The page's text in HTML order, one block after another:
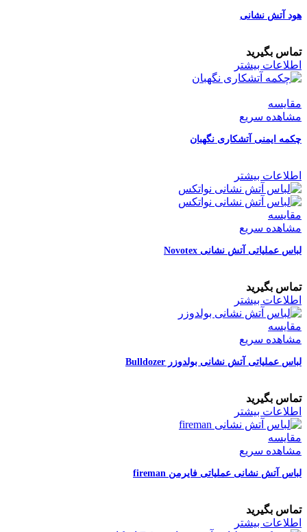
هود آتش نشانی
تماس بگیرید
اطلاعات بیشتر
مقایسه
مشاهده سریع
چکمه ایمنی آتشکاری نگهبان
اطلاعات بیشتر
مقایسه
مشاهده سریع
لباس عملیاتی آتش نشانی Novotex
تماس بگیرید
اطلاعات بیشتر
مقایسه
مشاهده سریع
لباس عملیاتی آتش نشانی بولدوزر Bulldozer
تماس بگیرید
اطلاعات بیشتر
مقایسه
مشاهده سریع
لباس آتش نشانی عملیاتی فایرمن fireman
تماس بگیرید
اطلاعات بیشتر